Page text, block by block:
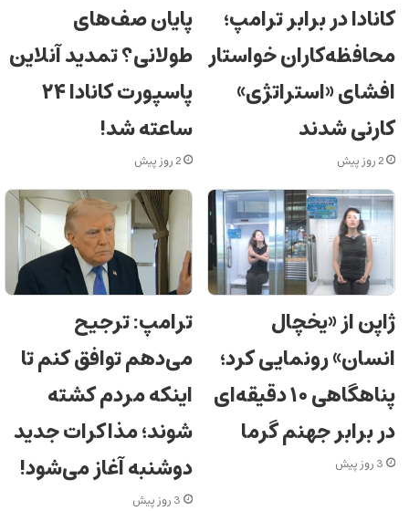
کانادا در برابر ترامپ؛
محافظه‌کاران خواستار
افشای «استراتژی»
کارنی شدند
2 روز پیش
پایان صف‌های
طولانی؟ تمدید آنلاین
پاسپورت کانادا ۲۴
ساعته شد!
2 روز پیش
ژاپن از «یخچال
انسان» رونمایی کرد؛
پناهگاهی ۱۰ دقیقه‌ای
در برابر جهنم گرما
3 روز پیش
ترامپ: ترجیح
می‌دهم توافق کنم تا
اینکه مردم کشته
شوند؛ مذاکرات جدید
دوشنبه آغاز می‌شود!
3 روز پیش